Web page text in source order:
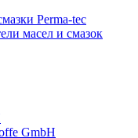
Perma-tec
масел и смазок
GmbH